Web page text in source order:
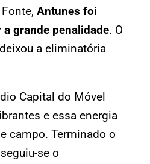
Antunes foi
grande penalidade. O
a eliminatória
Capital do Móvel
e essa energia
campo. Terminado o
se o